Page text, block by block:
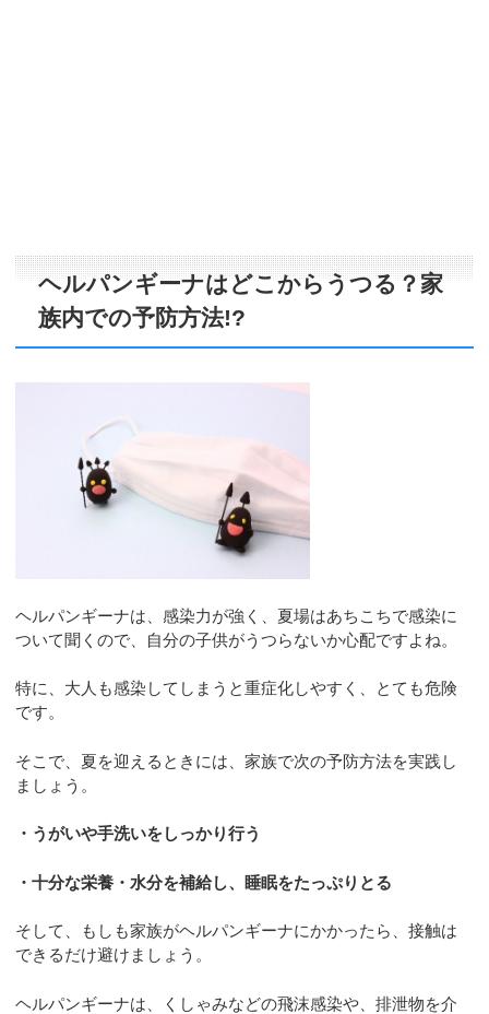
ヘルパンギーナはどこからうつる？家
族内での予防方法!?
ヘルパンギーナは、感染力が強く、夏場はあちこちで感染に
ついて聞くので、自分の子供がうつらないか心配ですよね。
特に、大人も感染してしまうと重症化しやすく、とても危険
です。
そこで、夏を迎えるときには、家族で次の予防方法を実践し
ましょう。
・うがいや手洗いをしっかり行う
・十分な栄養・水分を補給し、睡眠をたっぷりとる
そして、もしも家族がヘルパンギーナにかかったら、接触は
できるだけ避けましょう。
ヘルパンギーナは、くしゃみなどの飛沫感染や、排泄物を介